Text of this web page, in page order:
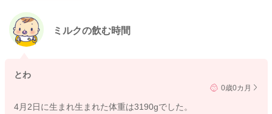
ミルクの飲む時間
とわ
0歳0カ月
4月2日に生まれ生まれた体重は3190gでした。